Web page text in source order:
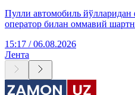
Пулли автомобиль
оператор билан оммавий
15:17 / 06.08.2026
Лента